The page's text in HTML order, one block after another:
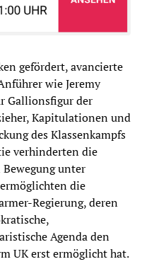
gefördert, avancierte
wie Jeremy
Gallionsfigur der
Kapitulationen und
des Klassenkampfs
verhinderten die
unter
die
Regierung, deren
Agenda den
UK erst ermöglicht hat.